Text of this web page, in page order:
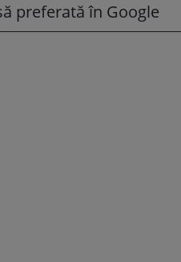
preferată în Google